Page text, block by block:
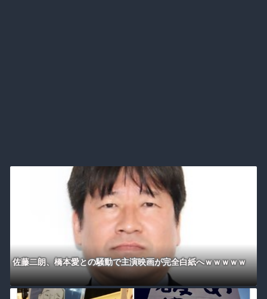
佐藤二朗、橋本愛との騒動で主演映画が完全白紙へｗｗｗｗｗ